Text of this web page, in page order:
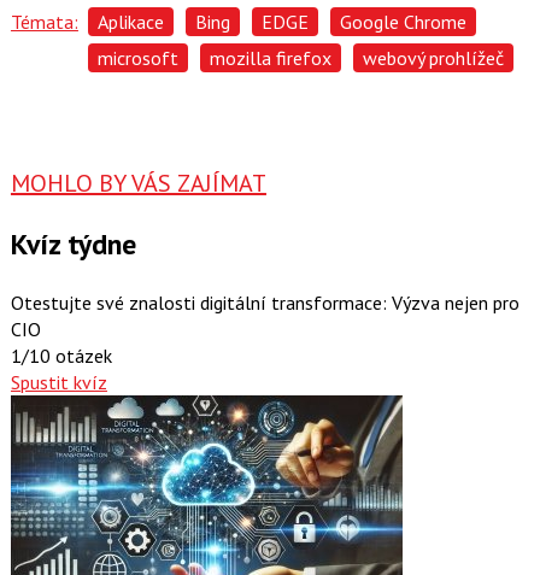
Témata: Aplikace Bing EDGE
Google Chrome
microsoft
mozilla firefox webový prohlížeč
MOHLO BY VÁS ZAJÍMAT
Kvíz týdne
Otestujte své znalosti digitální transformace: Výzva nejen pro
CIO
1/10 otázek
Spustit kvíz